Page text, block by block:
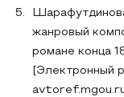
жанровый
романе конца
[Электронный